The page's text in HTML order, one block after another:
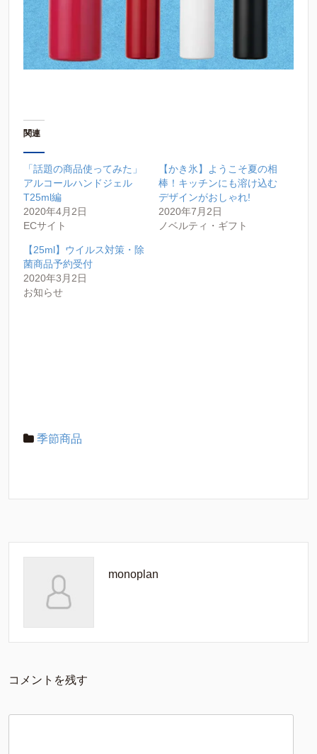
関連
「話題の商品使ってみた」
アルコールハンドジェル
T25ml編
2020年4月2日
ECサイト
【かき氷】ようこそ夏の相
棒！キッチンにも溶け込む
デザインがおしゃれ!
2020年7月2日
ノベルティ・ギフト
【25ml】ウイルス対策・除
菌商品予約受付
2020年3月2日
お知らせ
季節商品
monoplan
コメントを残す